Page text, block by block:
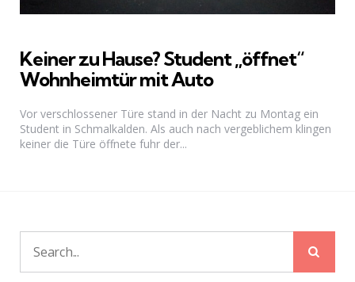
Keiner zu Hause? Student „öffnet“
Wohnheimtür mit Auto
Vor verschlossener Türe stand in der Nacht zu Montag ein
Student in Schmalkalden. Als auch nach vergeblichem klingen
keiner die Türe öffnete fuhr der...
Search
for: